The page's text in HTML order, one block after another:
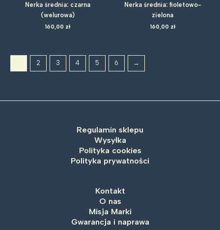
Nerka średnia: czarna
(welurowa)
160,00 zł
Nerka średnia: fioletowo-
zielona
160,00 zł
2 3 4 5 6 →
Regulamin sklepu
Wysyłka
Polityka cookies
Polityka prywatności
Kontakt
O nas
Misja Marki
Gwarancja i naprawa